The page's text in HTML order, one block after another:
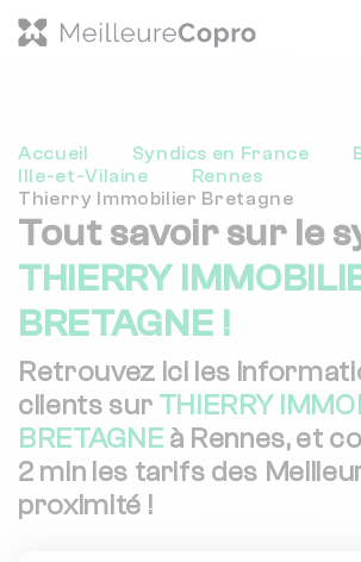
Accueil Syndics en France
Ille-et-Vilaine
Rennes
Thierry Immobilier Bretagne
Tout savoir sur le
THIERRY
BRETAGNE !
Retrouvez ici les
clients sur THIERRY
BRETAGNE à Rennes, et
2 min les tarifs des
proximité !